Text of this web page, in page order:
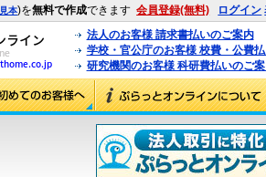
見本)を無料で作成できます 会員登録(無料) ログイン
法人のお客様 請求書払いのご案内
学校・官公庁のお客様 校費・公費
研究機関のお客様 科研費払いのご